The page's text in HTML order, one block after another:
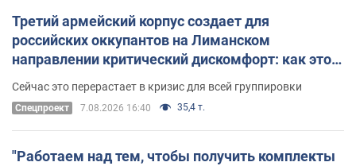
Третий армейский корпус создает для
российских оккупантов на Лиманском
направлении критический дискомфорт: как это
удалось
Сейчас это перерастает в кризис для всей группировки
Спецпроект 7.08.2026 16:40 35,4 т.
"Работаем над тем, чтобы получить комплекты